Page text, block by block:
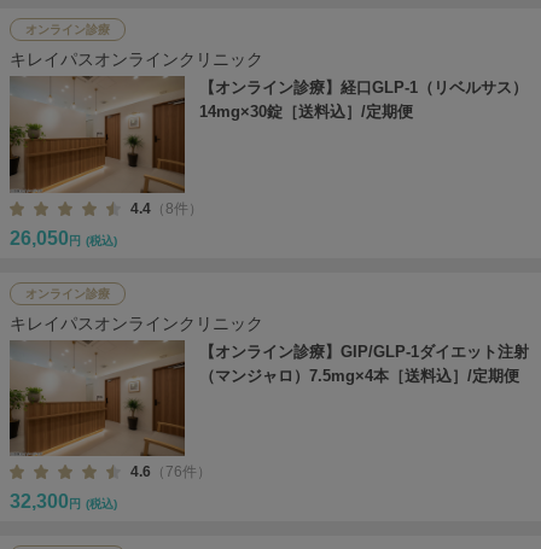
オンライン診療
キレイパスオンラインクリニック
【オンライン診療】経口GLP-1（リベルサス）
14mg×30錠［送料込］/定期便
4.4 （8件）
26,050 円 (税込)
オンライン診療
キレイパスオンラインクリニック
【オンライン診療】GIP/GLP-1ダイエット注射
（マンジャロ）7.5mg×4本［送料込］/定期便
4.6 （76件）
32,300 円 (税込)